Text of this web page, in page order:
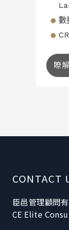
數
瞭
CONTACT
臣邑管理顧問
CE Elite